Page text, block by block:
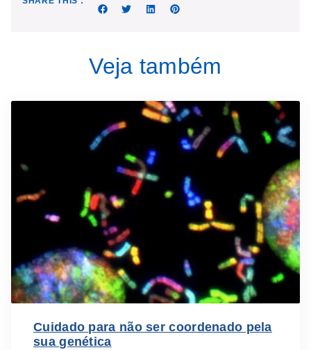
Veja também
Cuidado para não ser coordenado pela
sua genética